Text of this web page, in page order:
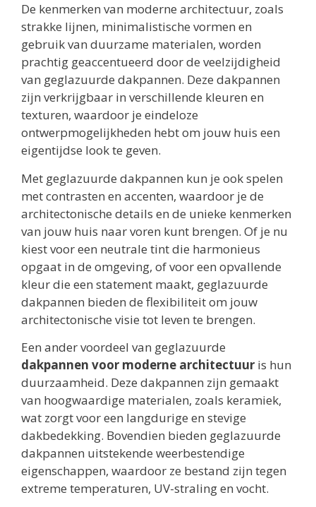
De kenmerken van moderne architectuur, zoals
strakke lijnen, minimalistische vormen en
gebruik van duurzame materialen, worden
prachtig geaccentueerd door de veelzijdigheid
van geglazuurde dakpannen. Deze dakpannen
zijn verkrijgbaar in verschillende kleuren en
texturen, waardoor je eindeloze
ontwerpmogelijkheden hebt om jouw huis een
eigentijdse look te geven.
Met geglazuurde dakpannen kun je ook spelen
met contrasten en accenten, waardoor je de
architectonische details en de unieke kenmerken
van jouw huis naar voren kunt brengen. Of je nu
kiest voor een neutrale tint die harmonieus
opgaat in de omgeving, of voor een opvallende
kleur die een statement maakt, geglazuurde
dakpannen bieden de flexibiliteit om jouw
architectonische visie tot leven te brengen.
Een ander voordeel van geglazuurde
dakpannen voor moderne architectuur is hun
duurzaamheid. Deze dakpannen zijn gemaakt
van hoogwaardige materialen, zoals keramiek,
wat zorgt voor een langdurige en stevige
dakbedekking. Bovendien bieden geglazuurde
dakpannen uitstekende weerbestendige
eigenschappen, waardoor ze bestand zijn tegen
extreme temperaturen, UV-straling en vocht.